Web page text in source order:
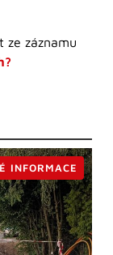
ze záznamu
INFORMACE